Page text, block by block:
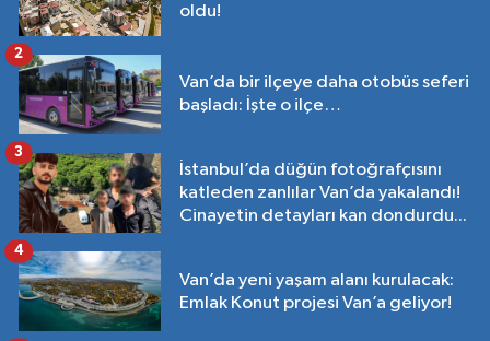
oldu!
Van’da bir ilçeye daha otobüs seferi
başladı: İşte o ilçe…
2
İstanbul’da düğün fotoğrafçısını
katleden zanlılar Van’da yakalandı!
Cinayetin detayları kan dondurdu...
3
Van’da yeni yaşam alanı kurulacak:
Emlak Konut projesi Van’a geliyor!
4